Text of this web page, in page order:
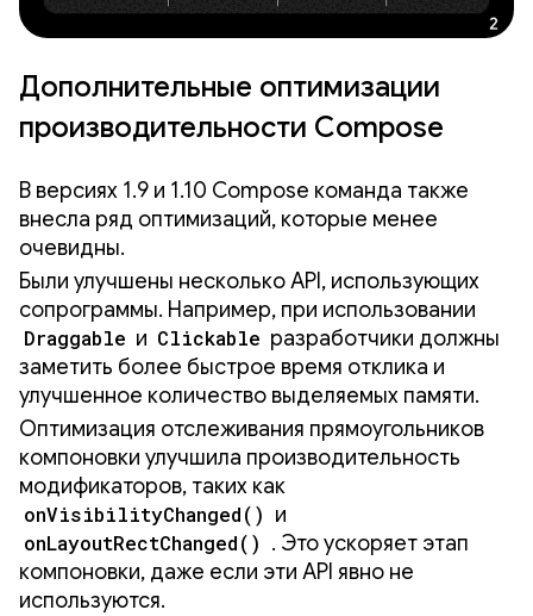
Дополнительные оптимизации
производительности Compose
В версиях 1.9 и 1.10 Compose команда также
внесла ряд оптимизаций, которые менее
очевидны.
Были улучшены несколько API, использующих
сопрограммы. Например, при использовании
Draggable и Clickable разработчики должны
заметить более быстрое время отклика и
улучшенное количество выделяемых памяти.
Оптимизация отслеживания прямоугольников
компоновки улучшила производительность
модификаторов, таких как
onVisibilityChanged() и
onLayoutRectChanged() . Это ускоряет этап
компоновки, даже если эти API явно не
используются.